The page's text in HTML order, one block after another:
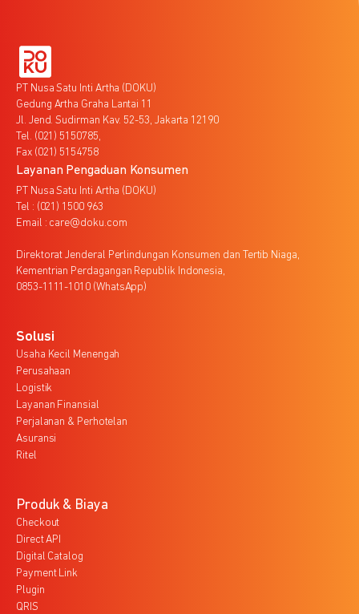
PT Nusa Satu Inti Artha (DOKU)
Gedung Artha Graha Lantai 11
Jl. Jend. Sudirman Kav. 52-53, Jakarta 12190
Tel. (021) 5150785,
Fax (021) 5154758
Layanan Pengaduan Konsumen
PT Nusa Satu Inti Artha (DOKU)
Tel : (021) 1500 963
Email : care@doku.com
Direktorat Jenderal Perlindungan Konsumen dan Tertib Niaga,
Kementrian Perdagangan Republik Indonesia,
0853-1111-1010 (WhatsApp)
Solusi
Usaha Kecil Menengah
Perusahaan
Logistik
Layanan Finansial
Perjalanan & Perhotelan
Asuransi
Ritel
Produk & Biaya
Checkout
Direct API
Digital Catalog
Payment Link
Plugin
QRIS